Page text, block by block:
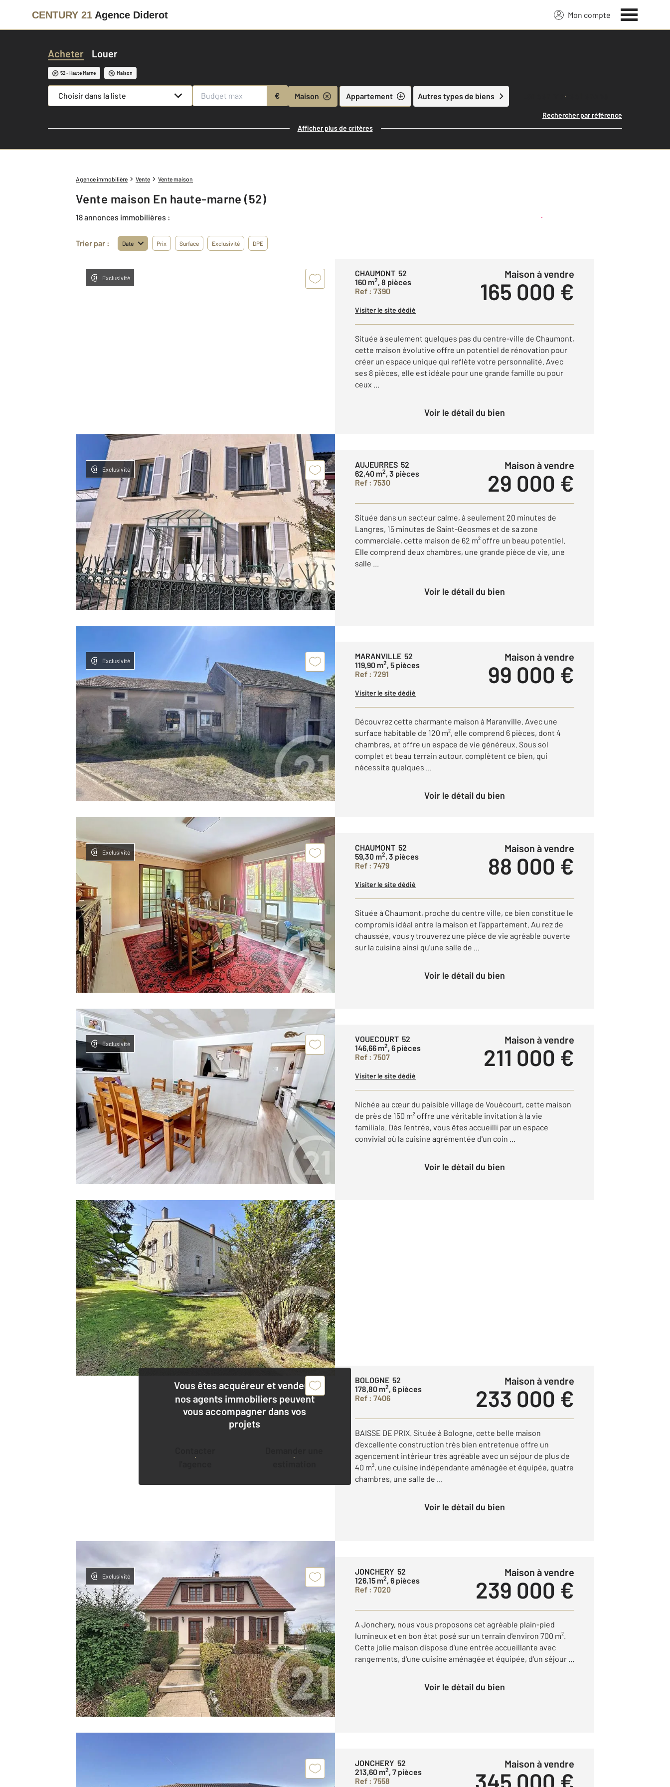
CENTURY 21 Agence Diderot Mon compte
Acheter Louer
52 - Haute Marne Maison
Choisir dans la liste € Maison Appartement Autres types de biens Lancer ma recherche
Rechercher par référence
Afficher plus de critères
Agence immobilière Vente Vente maison
Vente maison En haute-marne (52)
18 annonces immobilières : Créer une alerte
Trier par : Date Prix Surface Exclusivité DPE
Exclusivité
CHAUMONT 52
160 m2, 8 pièces
Ref : 7390
Maison à vendre
165 000 €
Visiter le site dédié
Située à seulement quelques pas du centre-ville de Chaumont,
cette maison évolutive offre un potentiel de rénovation pour
créer un espace unique qui reflète votre personnalité. Avec
ses 8 pièces, elle est idéale pour une grande famille ou pour
ceux ...
Voir le détail du bien
Exclusivité
AUJEURRES 52
62,40 m2, 3 pièces
Ref : 7530
Maison à vendre
29 000 €
Située dans un secteur calme, à seulement 20 minutes de
Langres, 15 minutes de Saint-Geosmes et de sa zone
commerciale, cette maison de 62 m² offre un beau potentiel.
Elle comprend deux chambres, une grande pièce de vie, une
salle ...
Voir le détail du bien
Exclusivité
MARANVILLE 52
119,90 m2, 5 pièces
Ref : 7291
Maison à vendre
99 000 €
Visiter le site dédié
Découvrez cette charmante maison à Maranville. Avec une
surface habitable de 120 m², elle comprend 6 pièces, dont 4
chambres, et offre un espace de vie généreux. Sous sol
complet et beau terrain autour. complètent ce bien, qui
nécessite quelques ...
Voir le détail du bien
Exclusivité
CHAUMONT 52
59,30 m2, 3 pièces
Ref : 7479
Maison à vendre
88 000 €
Visiter le site dédié
Située à Chaumont, proche du centre ville, ce bien constitue le
compromis idéal entre la maison et l'appartement. Au rez de
chaussée, vous y trouverez une piéce de vie agréable ouverte
sur la cuisine ainsi qu'une salle de ...
Voir le détail du bien
Exclusivité
VOUECOURT 52
146,66 m2, 6 pièces
Ref : 7507
Maison à vendre
211 000 €
Visiter le site dédié
Nichée au cœur du paisible village de Vouécourt, cette maison
de près de 150 m² offre une véritable invitation à la vie
familiale. Dès l'entrée, vous êtes accueilli par un espace
convivial où la cuisine agrémentée d'un coin ...
Voir le détail du bien
Vous êtes acquéreur et vendeur,
nos agents immobiliers peuvent
vous accompagner dans vos
projets
BOLOGNE 52
178,80 m2, 6 pièces
Ref : 7406
Maison à vendre
233 000 €
BAISSE DE PRIX. Située à Bologne, cette belle maison
d'excellente construction très bien entretenue offre un
agencement intérieur très agréable avec un séjour de plus de
40 m², une cuisine indépendante aménagée et équipée, quatre
chambres, une salle de ...
Voir le détail du bien
Exclusivité
JONCHERY 52
126,15 m2, 6 pièces
Ref : 7020
Maison à vendre
239 000 €
A Jonchery, nous vous proposons cet agréable plain-pied
lumineux et en bon état posé sur un terrain d'environ 700 m².
Cette jolie maison dispose d'une entrée accueillante avec
rangements, d'une cuisine aménagée et équipée, d'un séjour ...
Voir le détail du bien
JONCHERY 52
213,60 m2, 7 pièces
Ref : 7558
Maison à vendre
345 000 €